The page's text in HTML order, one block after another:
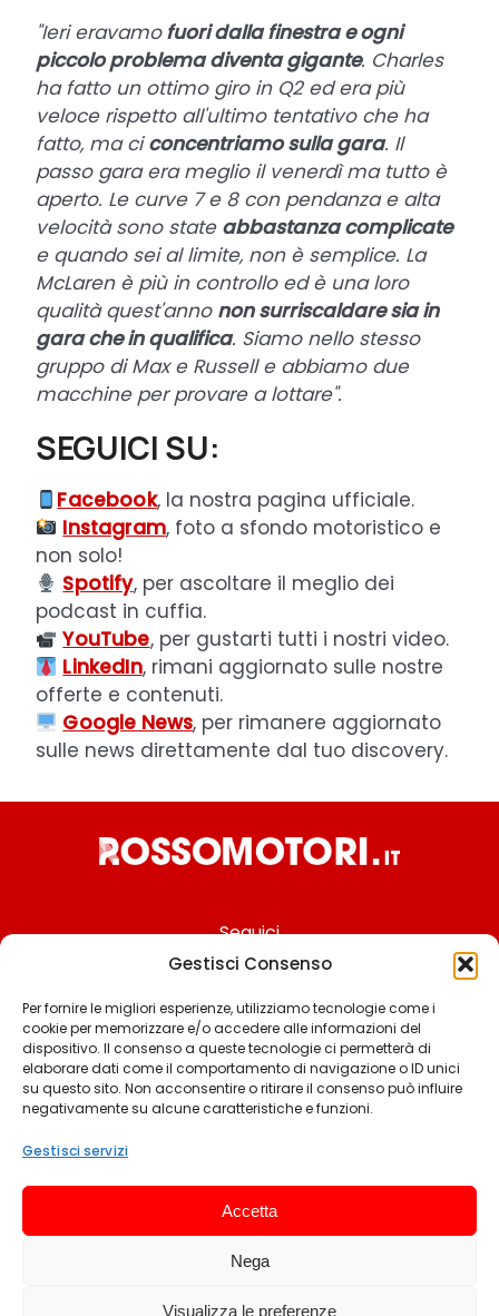
Gestisci Consenso
Per fornire le migliori esperienze, utilizziamo tecnologie come i
cookie per memorizzare e/o accedere alle informazioni del
dispositivo. Il consenso a queste tecnologie ci permetterà di
elaborare dati come il comportamento di navigazione o ID unici
su questo sito. Non acconsentire o ritirare il consenso può influire
negativamente su alcune caratteristiche e funzioni.
Gestisci servizi
Accetta
Nega
Visualizza le preferenze
"Ieri eravamofuori dalla finestra e ogni
piccolo problema diventa gigante. Charles
ha fatto un ottimo giro in Q2 ed era più
veloce rispetto all'ultimo tentativo che ha
fatto, ma ciconcentriamo sulla gara. Il
passo gara era meglio il venerdì ma tutto è
aperto. Le curve 7 e 8 con pendanza e alta
velocità sono state abbastanza complicate
e quando sei al limite, non è semplice. La
McLaren è più in controllo ed è una loro
qualità quest'anno non surriscaldare sia in
gara che in qualifica. Siamo nello stesso
gruppo di Max e Russell e abbiamo due
macchine per provare a lottare".
SEGUICI SU:
Facebook, la nostra pagina ufficiale.
Instagram, foto a sfondo motoristico e
non solo!
Spotify, per ascoltare il meglio dei
podcast in cuffia.
YouTube, per gustarti tutti i nostri video.
LinkedIn, rimani aggiornato sulle nostre
offerte e contenuti.
Google News, per rimanere aggiornato
sulle news direttamente dal tuo discovery.
Seguici
Chi siamo
Contattaci
Termini & Condizioni
Privacy policy
© 2025 Rossomotori.it. Tutti i diritti riservati.